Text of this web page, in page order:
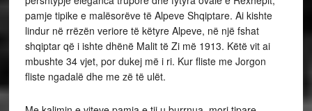
pamje tipike e malësorëve të Alpeve Shqiptare. Ai kishte
lindur në rrëzën veriore të këtyre Alpeve, në një fshat
shqiptar që i ishte dhënë Malit të Zi më 1913. Këtë vit ai
mbushte 34 vjet, por dukej më i ri. Kur fliste me Jorgon
fliste ngadalë dhe me zë të ulët.